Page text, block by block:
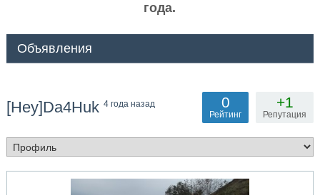
года.
Объявления
[Hey]Da4Huk 4 года назад +1
Репутация
0
Рейтинг